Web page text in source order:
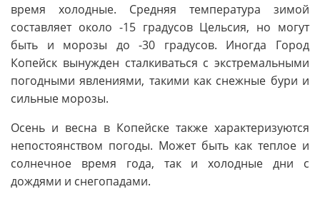
время холодные. Средняя температура зимой
составляет около -15 градусов Цельсия, но могут
быть и морозы до -30 градусов. Иногда Город
Копейск вынужден сталкиваться с экстремальными
погодными явлениями, такими как снежные бури и
сильные морозы.
Осень и весна в Копейске также характеризуются
непостоянством погоды. Может быть как теплое и
солнечное время года, так и холодные дни с
дождями и снегопадами.